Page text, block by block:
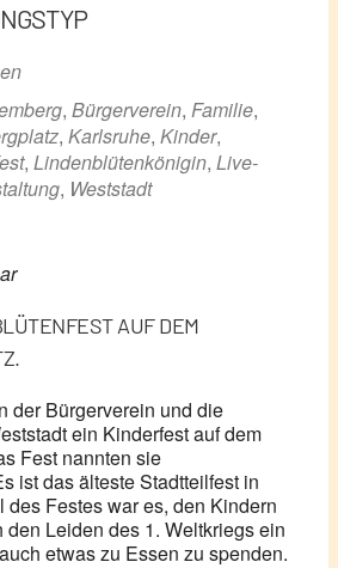
, Bürgerverein, Familie,
, Karlsruhe, Kinder,
, Lindenblütenkönigin, Live-
, Weststadt
AUF DEM
der Bürgerverein und die
ein Kinderfest auf dem
Fest nannten sie
ist das älteste Stadtteilfest in
des Festes war es, den Kindern
den Leiden des 1. Weltkriegs ein
etwas zu Essen zu spenden.